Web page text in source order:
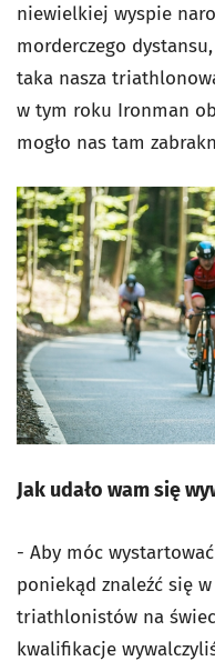
niewielkiej wyspie
morderczego
taka nasza
w tym roku Ironman
mogło nas tam
Jak udało wam się
- Aby móc
poniekąd znaleźć się
triathlonistów na
kwalifikacje